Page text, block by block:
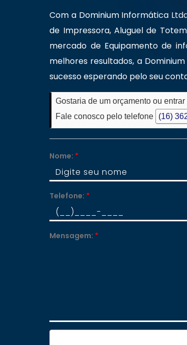
Com a Dominium Informática
de Impressora, Aluguel de
mercado de Equipamento de
melhores resultados, a
sucesso esperando pelo seu
Gostaria de um orçamento ou
Fale conosco pelo telefone
(16)
Nome: *
Telefone: *
Mensagem: *